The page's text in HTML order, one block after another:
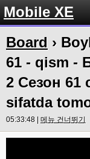
Mobile XE
Board ›
61 - qism -
2 Сезон 61
sifatda
05:33:48 | 메뉴 건너뛰기